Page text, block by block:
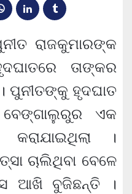
ରାଜକୁମାରଙ୍କ
ତାଙ୍କର
ହୃଦଘାତ
ଏକ
କରାଯାଇଥିଲା ।
ଚାଲିଥିବା ବେଳେ
ଆଖି ବୁଜିଛନ୍ତି ।